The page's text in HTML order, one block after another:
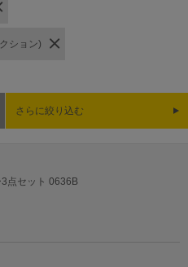
ション)
さらに絞り込む
点セット 0636B